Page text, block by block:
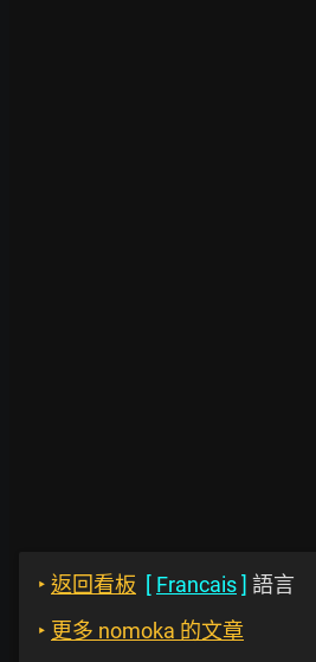
‣ 返回看板 [ Francais] 語言
‣ 更多 nomoka 的文章